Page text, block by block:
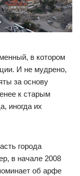
в котором
И не мудрено,
за основу
к старым
иногда их
города
в начале 2008
об арфе